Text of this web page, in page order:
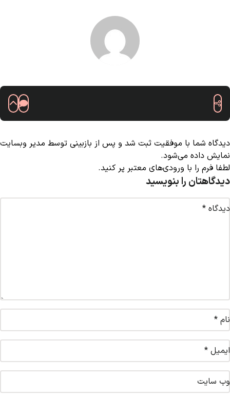
دیدگاه شما با موفقیت ثبت شد و پس از بازبینی توسط مدیر وبسایت
نمایش داده می‌شود.
لطفا فرم را با ورودی‌های معتبر پر کنید.
دیدگاهتان را بنویسید
دیدگاه *
نام *
ایمیل *
وب‌ سایت